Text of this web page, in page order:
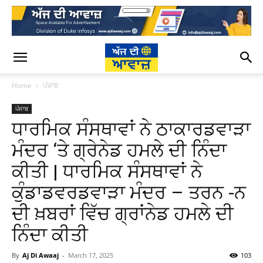
Home ਪੰਜਾਬ
ਪੰਜਾਬ
ਧਾਰਮਿਕ ਸੰਸਥਾਵਾਂ ਨੇ ਠਾਕਾਰਡਵਾੜਾ
ਮੰਦਰ ‘ਤੇ ਗ੍ਰੇਨੇਡ ਹਮਲੇ ਦੀ ਨਿੰਦਾ
ਕੀਤੀ | ਧਾਰਮਿਕ ਸੰਸਥਾਵਾਂ ਨੇ
ਕੁੰਡਾਡਵਰਡਵਾੜਾ ਮੰਦਰ – ਤਰਨ -ਨ
ਦੀ ਖ਼ਬਰਾਂ ਵਿੱਚ ਗ੍ਰਾਂਨੇਡ ਹਮਲੇ ਦੀ
ਨਿੰਦਾ ਕੀਤੀ
By Aj Di Awaaj - March 17, 2025 103